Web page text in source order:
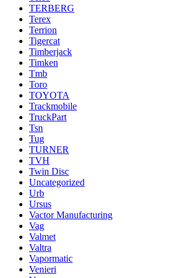
TERBERG
Terex
Terrion
Tigercat
Timberjack
Timken
Tmb
Toro
TOYOTA
Trackmobile
TruckPart
Tsn
Tug
TURNER
TVH
Twin Disc
Uncategorized
Urb
Ursus
Vactor Manufacturing
Vag
Valmet
Valtra
Vapormatic
Venieri